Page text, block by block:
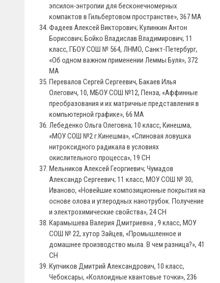
эпсилон-энтропии для бесконечномерных
компактов в Гильбертовом пространстве», 367 МА
Фадеев Алексей Викторович; Кулинкин Антон
Борисович; Бойко Владислав Владимирович; 11
класс, ГБОУ СОШ № 564, ЛНМО, Санкт-Петербург,
«Об одном важном применении Леммы Буля», 372
МА
Перевалов Сергей Сергеевич, Бакаев Илья
Олегович, 10, МБОУ СОШ №12, Пенза, «Аффинные
преобразования и их матричные представления в
компьютерной графике», 66 МА
Лебеденко Ольга Олеговна; 10 класс, Кинешма,
«МОУ СОШ №2 г.Кинешма», «Спиновая ловушка
нитроксидного радикала в условиях
окислительного процесса», 19 CH
Мельников Алексей Георгиевич; Чумадов
Александр Сергеевич; 11 класс, МОУ СОШ № 30,
Иваново, «Новейшие композиционные покрытия на
основе олова и углеродных нанотрубок. Получение
и электрохимические свойства», 24 СН
Карамышева Валерия Дмитриевна , 9 класс, МОУ
СОШ № 22, хутор Зайцев, «Промышленное и
домашнее производство мыла. В чем разница?», 41
СН
Купчиков Дмитрий Александрович, 10 класс,
Чебоксары, «Коллоидные квантовые точки», 236